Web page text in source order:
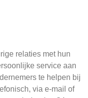
relaties met hun
service aan
te helpen bij
via e-mail of